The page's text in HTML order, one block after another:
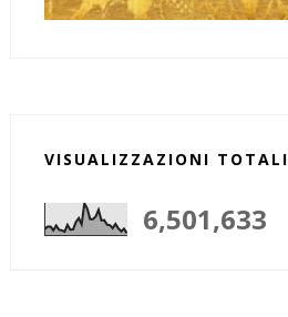
VISUALIZZAZIONI TOTALI
6,501,633